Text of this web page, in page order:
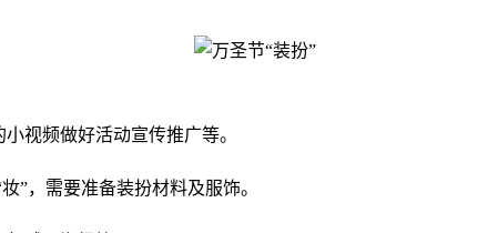
视频做好活动宣传推广等。
”，需要准备装扮材料及服饰。